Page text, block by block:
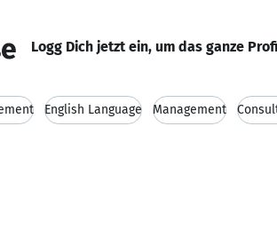
Logg Dich jetzt ein, um das ganze
English Language Management